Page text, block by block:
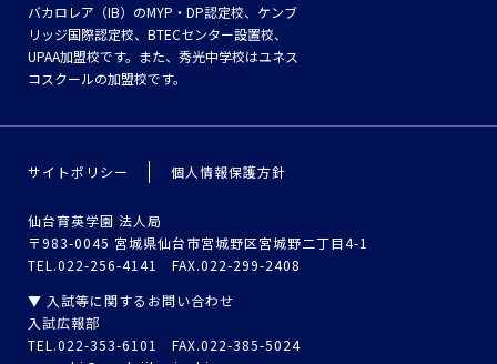
バカロレア（IB）のMYP・DP認定校、ケンブ
リッジ国際認定校、BTECセンター設置校、
UPAA加盟校です。また、秀光中学校はユネス
コスクールの加盟校です。
サイトポリシー 個人情報保護方針
仙台育英学園 法人局
〒983-0045 宮城県仙台市宮城野区宮城野二丁目4-1
TEL.022-256-4141 FAX.022-299-2408
▼ 入試等に関するお問い合わせ
入試広報部
TEL.022-353-6101 FAX.022-385-5024